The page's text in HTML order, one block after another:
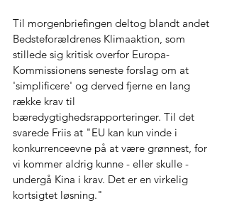
Til morgenbriefingen deltog blandt andet
Bedsteforældrenes Klimaaktion, som
stillede sig kritisk overfor Europa-
Kommissionens seneste forslag om at
'simplificere' og derved fjerne en lang
række krav til
bæredygtighedsrapporteringer. Til det
svarede Friis at "EU kan kun vinde i
konkurrenceevne på at være grønnest, for
vi kommer aldrig kunne - eller skulle -
undergå Kina i krav. Det er en virkelig
kortsigtet løsning."